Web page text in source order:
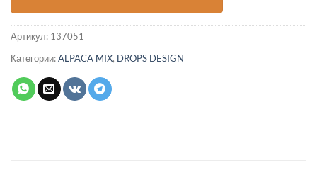
Артикул: 137051
Категории:ALPACA MIX, DROPS DESIGN